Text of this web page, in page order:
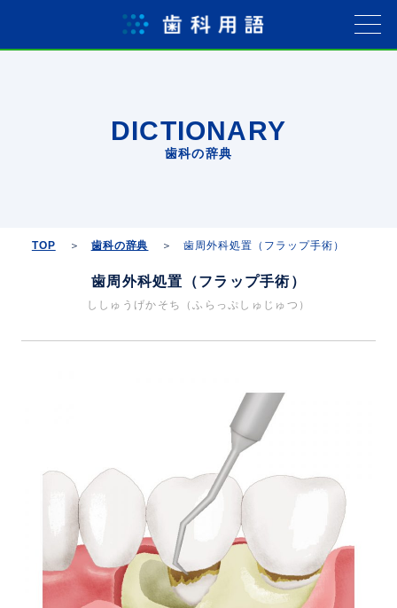
DICTIONARY
歯科の辞典
TOP 歯科の辞典 歯周外科処置（フラップ手術）
歯周外科処置（フラップ手術）